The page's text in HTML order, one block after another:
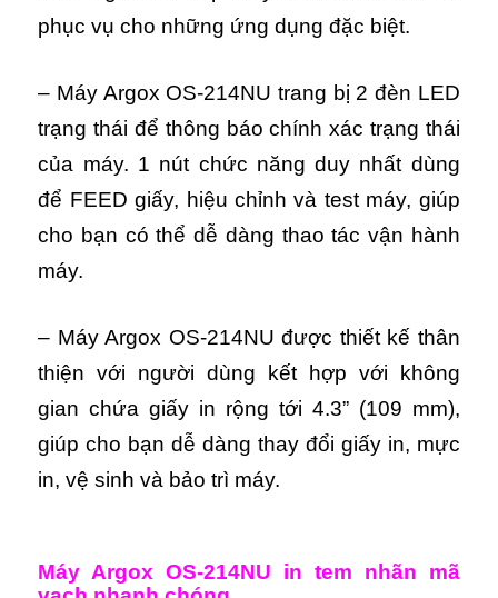
phục vụ cho những ứng dụng đặc biệt.
– Máy Argox OS-214NU trang bị 2 đèn LED
trạng thái để thông báo chính xác trạng thái
của máy. 1 nút chức năng duy nhất dùng
để FEED giấy, hiệu chỉnh và test máy, giúp
cho bạn có thể dễ dàng thao tác vận hành
máy.
– Máy Argox OS-214NU được thiết kế thân
thiện với người dùng kết hợp với không
gian chứa giấy in rộng tới 4.3” (109 mm),
giúp cho bạn dễ dàng thay đổi giấy in, mực
in, vệ sinh và bảo trì máy.
Máy Argox OS-214NU in tem nhãn mã